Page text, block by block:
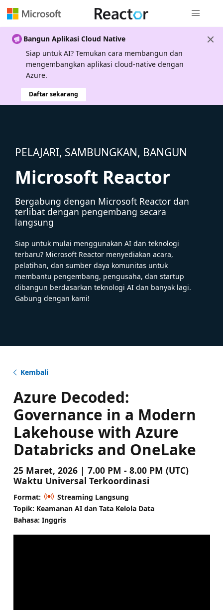
Bangun Aplikasi Cloud Native
Siap untuk AI? Temukan cara membangun dan
mengembangkan aplikasi cloud-native dengan
Azure.
Daftar sekarang
PELAJARI, SAMBUNGKAN, BANGUN
Microsoft Reactor
Bergabung dengan Microsoft Reactor dan
terlibat dengan pengembang secara
langsung
Siap untuk mulai menggunakan AI dan teknologi
terbaru? Microsoft Reactor menyediakan acara,
pelatihan, dan sumber daya komunitas untuk
membantu pengembang, pengusaha, dan startup
dibangun berdasarkan teknologi AI dan banyak lagi.
Gabung dengan kami!
Kembali
Azure Decoded:
Governance in a Modern
Lakehouse with Azure
Databricks and OneLake
25 Maret, 2026 | 7.00 PM - 8.00 PM (UTC)
Waktu Universal Terkoordinasi
Format:
Streaming Langsung
Topik: Keamanan AI dan Tata Kelola Data
Bahasa: Inggris